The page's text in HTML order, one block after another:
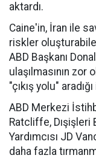
aktardı.
Caine'in, İran ile
riskler
ABD Başkanı
ulaşılmasının
"çıkış yolu"
ABD Merkezi
Ratcliffe, Dışişleri
Yardımcısı JD
daha fazla